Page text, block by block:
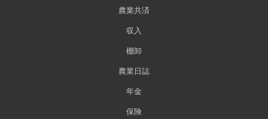
農業共済
収入
棚卸
農業日誌
年金
保険